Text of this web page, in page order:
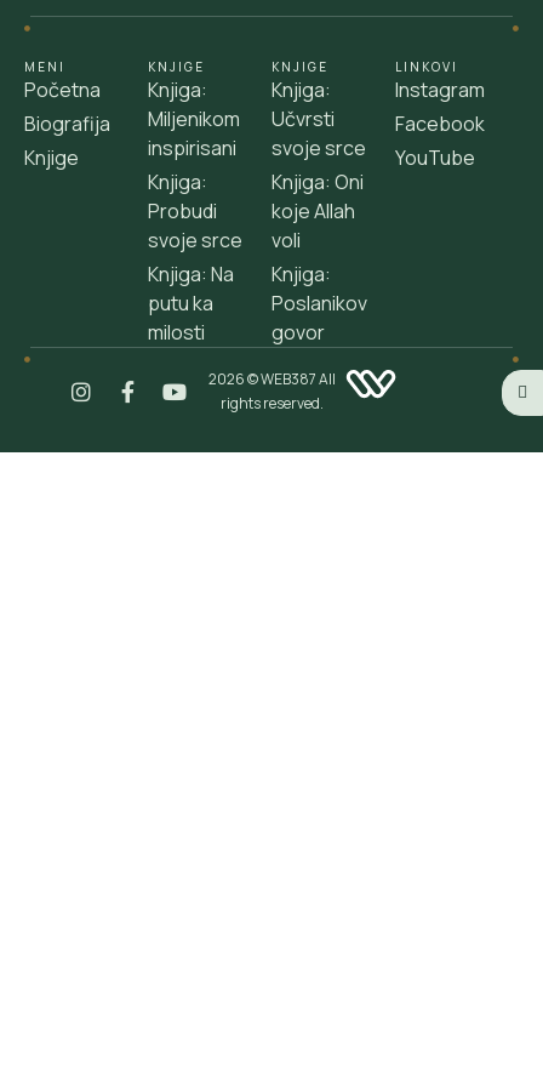
MENI
Početna
Biografija
Knjige
KNJIGE
Knjiga:
Miljenikom
inspirisani
Knjiga:
Probudi
svoje srce
Knjiga: Na
putu ka
milosti
KNJIGE
Knjiga:
Učvrsti
svoje srce
Knjiga: Oni
koje Allah
voli
Knjiga:
Poslanikov
govor
LINKOVI
Instagram
Facebook
YouTube
2026 © WEB387 All
rights reserved.